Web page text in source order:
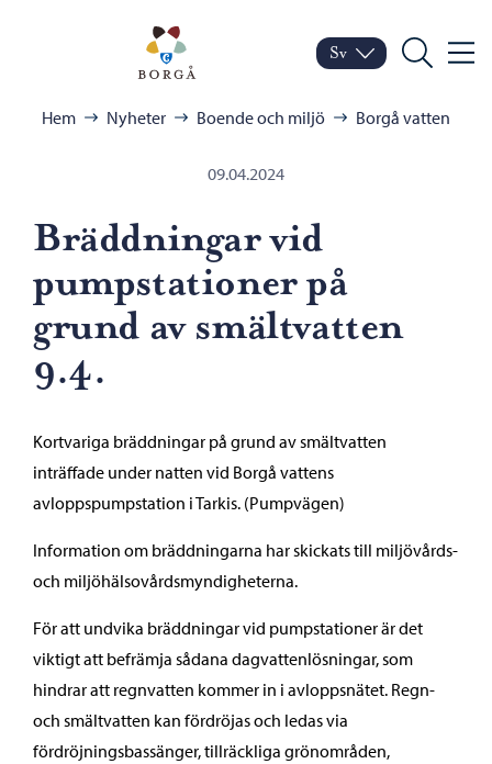
Porvoo – Gå till
Byt språk
Nuvarande språk:
Sv
Sök Meny
Bläddra:
Hem Nyheter Boende och miljö Borgå vatten
09.04.2024
Bräddningar vid
pumpstationer på
grund av smältvatten
9.4.
Kortvariga bräddningar på grund av smältvatten
inträffade under natten vid Borgå vattens
avloppspumpstation i Tarkis. (Pumpvägen)
Information om bräddningarna har skickats till miljövårds-
och miljöhälsovårdsmyndigheterna.
För att undvika bräddningar vid pumpstationer är det
viktigt att befrämja sådana dagvattenlösningar, som
hindrar att regnvatten kommer in i avloppsnätet. Regn-
och smältvatten kan fördröjas och ledas via
fördröjningsbassänger, tillräckliga grönområden,